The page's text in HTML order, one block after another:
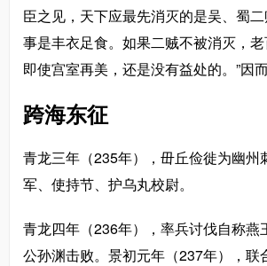
臣之见，天下应最先消灭的是吴、蜀
事是丰衣足食。如果二贼不被消灭，老
即使宫室再美，还是没有益处的。”因
跨海东征
青龙三年（235年），毌丘俭徙为幽州
军、使持节、护乌丸校尉。
青龙四年（236年），率兵讨伐自称燕
公孙渊击败。景初元年（237年），联